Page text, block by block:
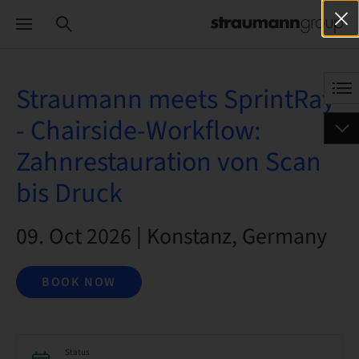
Straumann meets SprintRay
- Chairside-Workflow:
Zahnrestauration von Scan
bis Druck
09. Oct 2026 | Konstanz, Germany
BOOK NOW
Status